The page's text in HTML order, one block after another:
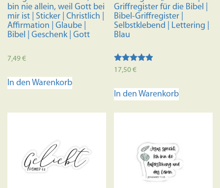
werden
bin nie allein, weil Gott bei
mir ist | Sticker | Christlich |
Affirmation | Glaube |
Bibel | Geschenk | Gott
7,49€
In den Warenkorb
Griffregister für die Bibel |
Bibel-Griffregister |
Selbstklebend | Lettering |
Blau
Bewertet
von 5
17,50€
In den Warenkorb